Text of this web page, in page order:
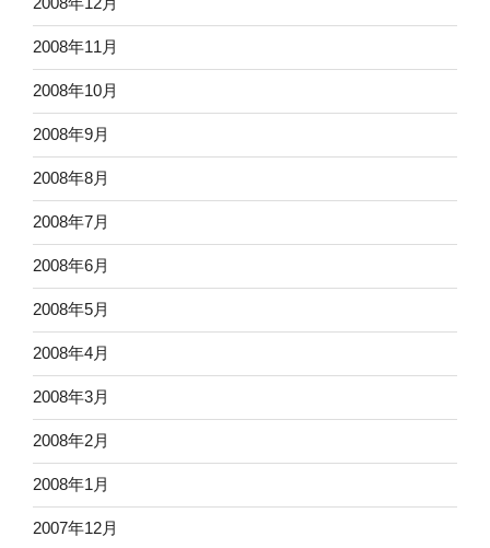
2008年11月
2008年10月
2008年9月
2008年8月
2008年7月
2008年6月
2008年5月
2008年4月
2008年3月
2008年2月
2008年1月
2007年12月